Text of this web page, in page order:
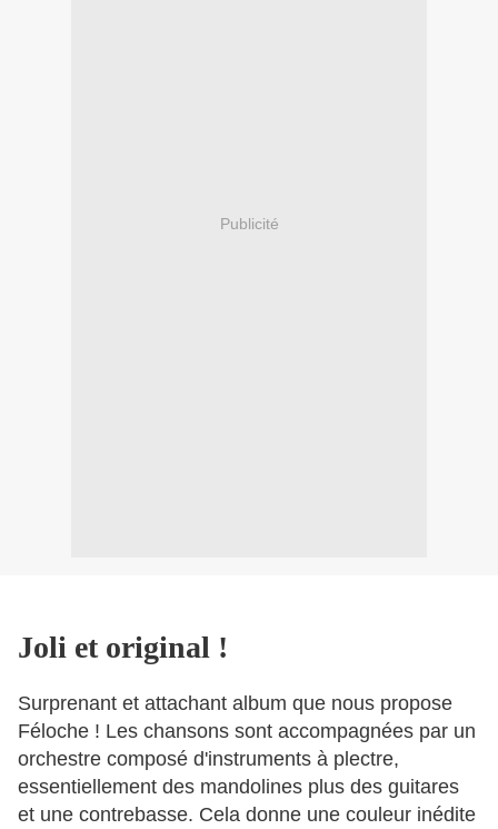
Publicité
Joli et original !
Surprenant et attachant album que nous propose
Féloche ! Les chansons sont accompagnées par un
orchestre composé d'instruments à plectre,
essentiellement des mandolines plus des guitares
et une contrebasse. Cela donne une couleur inédite